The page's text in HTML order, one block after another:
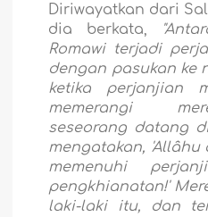
Diriwayatkan dari
dia berkata,
Romawi terjadi
dengan pasukan ke
ketika perjanjian
memerangi
seseorang datang
mengatakan, 'Allâhu
memenuhi
pengkhianatan!'
laki-laki itu, dan